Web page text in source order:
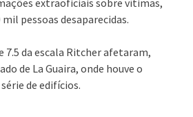
pessoas desaparecidas.
7.5 da escala Ritcher afetaram,
de La Guaira, onde houve o
de edifícios.